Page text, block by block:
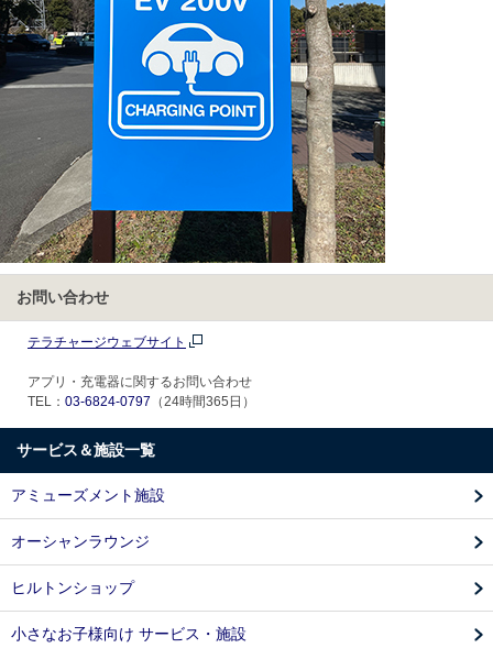
お問い合わせ
テラチャージウェブサイト
アプリ・充電器に関するお問い合わせ
TEL： 03-6824-0797 （24時間365日）
サービス＆施設一覧
アミューズメント施設
オーシャンラウンジ
ヒルトンショップ
小さなお子様向け サービス・施設